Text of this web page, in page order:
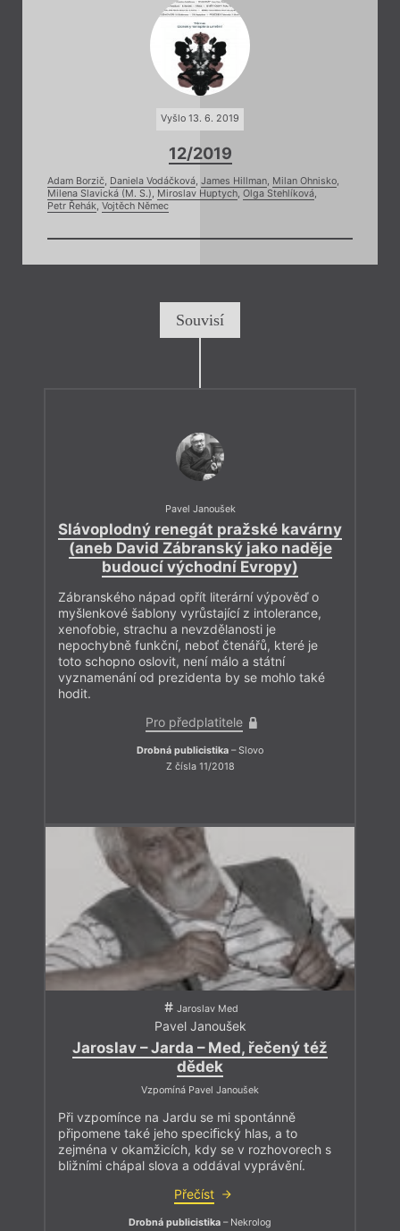
Vyšlo 13. 6. 2019
12/2019
Adam Borzič, Daniela Vodáčková, James Hillman, Milan Ohnisko,
Milena Slavická (M. S.), Miroslav Huptych, Olga Stehlíková,
Petr Řehák, Vojtěch Němec
Souvisí
Pavel Janoušek
Slávoplodný renegát pražské kavárny
(aneb David Zábranský jako naděje
budoucí východní Evropy)
Zábranského nápad opřít literární výpověď o
myšlenkové šablony vyrůstající z intolerance,
xenofobie, strachu a nevzdělanosti je
nepochybně funkční, neboť čtenářů, které je
toto schopno oslovit, není málo a státní
vyznamenání od prezidenta by se mohlo také
hodit.
Pro předplatitele
Drobná publicistika – Slovo
Z čísla 11/2018
Jaroslav Med
Pavel Janoušek
Jaroslav – Jarda – Med, řečený též
dědek
Vzpomíná Pavel Janoušek
Při vzpomínce na Jardu se mi spontánně
připomene také jeho speciﬁcký hlas, a to
zejména v okamžicích, kdy se v rozhovorech s
bližními chápal slova a oddával vyprávění.
Přečíst
Drobná publicistika – Nekrolog